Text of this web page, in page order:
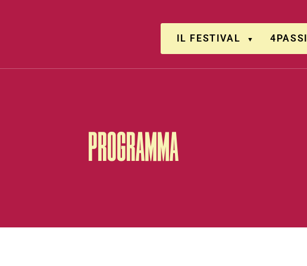
IL FESTIVAL 4PASSI
PROGRAMMA